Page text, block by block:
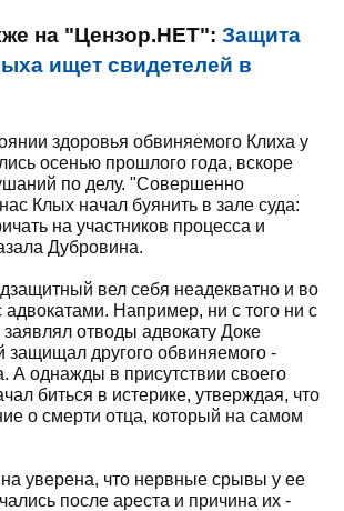
на "Цензор.НЕТ": Защита
ищет свидетелей в
здоровья обвиняемого Клиха у
осенью прошлого года, вскоре
по делу. "Совершенно
Клых начал буянить в зале суда:
на участников процесса и
Дубровина.
вел себя неадекватно и во
Например, ни с того ни с
заявлял отводы адвокату Доке
защищал другого обвиняемого -
А однажды в присутствии своего
биться в истерике, утверждая, что
о смерти отца, который на самом
уверена, что нервные срывы у ее
после ареста и причина их -